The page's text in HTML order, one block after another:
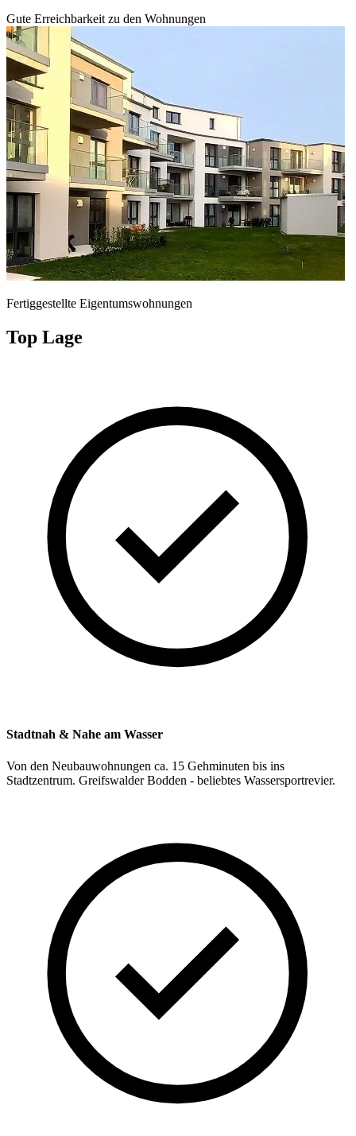
Gute Erreichbarkeit zu den Wohnungen
Fertiggestellte Eigentumswohnungen
Top Lage
Stadtnah & Nahe am Wasser
Von den Neubauwohnungen ca. 15 Gehminuten bis ins
Stadtzentrum. Greifswalder Bodden - beliebtes Wassersportrevier.